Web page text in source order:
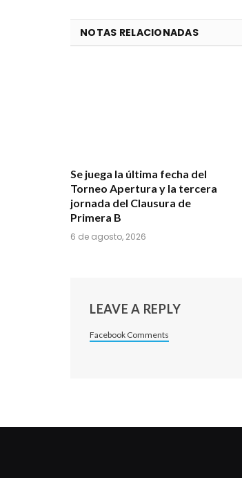
NOTAS RELACIONADAS
Se juega la última fecha del
Torneo Apertura y la tercera
jornada del Clausura de
Primera B
6 de agosto, 2026
LEAVE A REPLY
Facebook Comments